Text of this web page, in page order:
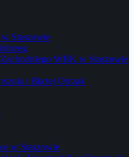
Staszowie
WBK w Staszowie
i Błażej Olczak
w Staszowie